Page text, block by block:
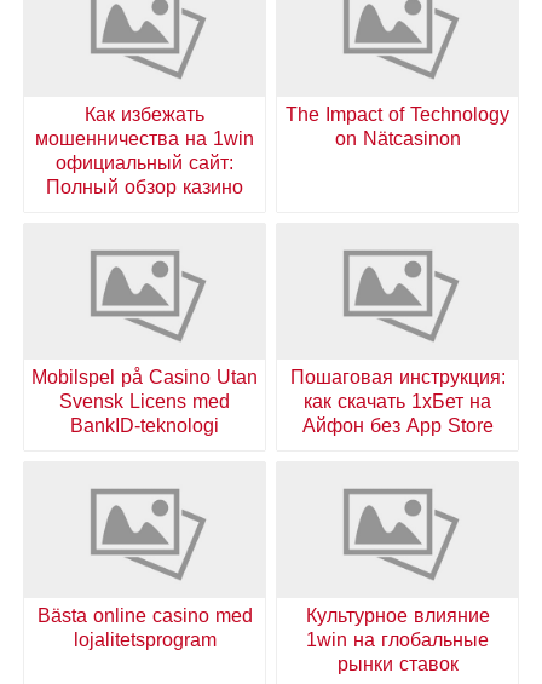
The Impact of Technology
on Nätcasinon
Как избежать
мошенничества на 1win
официальный сайт:
Полный обзор казино
Пошаговая инструкция:
как скачать 1хБет на
Айфон без App Store
Mobilspel på Casino Utan
Svensk Licens med
BankID-teknologi
Культурное влияние
1win на глобальные
рынки ставок
Bästa online casino med
lojalitetsprogram